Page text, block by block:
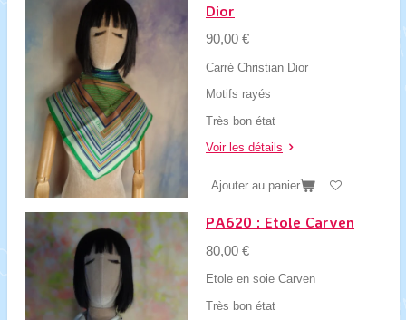
Dior
90,00 €
Carré Christian Dior
Motifs rayés
Très bon état
Voir les détails
Ajouter au panier
PA620 : Etole Carven
80,00 €
Etole en soie Carven
Très bon état